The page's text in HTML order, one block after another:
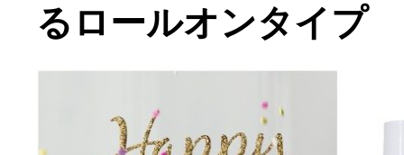
るロールオンタイプ